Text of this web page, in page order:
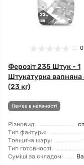
0
Ферозіт 235 Штук - 1
Штукатурка вапняна
(23 кг)
Немає в наявності
Різновид:
Тип фактури:
Товщина шару:
Тип готовності:
Суміші за складом: